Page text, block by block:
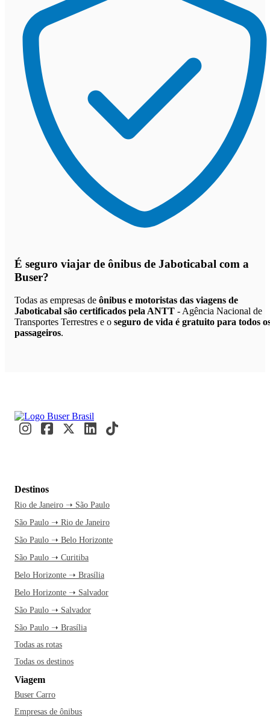
É seguro viajar de ônibus de Jaboticabal com a
Buser?
Todas as empresas de ônibus e motoristas das viagens de
Jaboticabal são certificados pela ANTT - Agência Nacional de
Transportes Terrestres e o seguro de vida é gratuito para todos
passageiros.
Destinos
Rio de Janeiro ➝ São Paulo
São Paulo ➝ Rio de Janeiro
São Paulo ➝ Belo Horizonte
São Paulo ➝ Curitiba
Belo Horizonte ➝ Brasília
Belo Horizonte ➝ Salvador
São Paulo ➝ Salvador
São Paulo ➝ Brasília
Todas as rotas
Todas os destinos
Viagem
Buser Carro
Empresas de ônibus